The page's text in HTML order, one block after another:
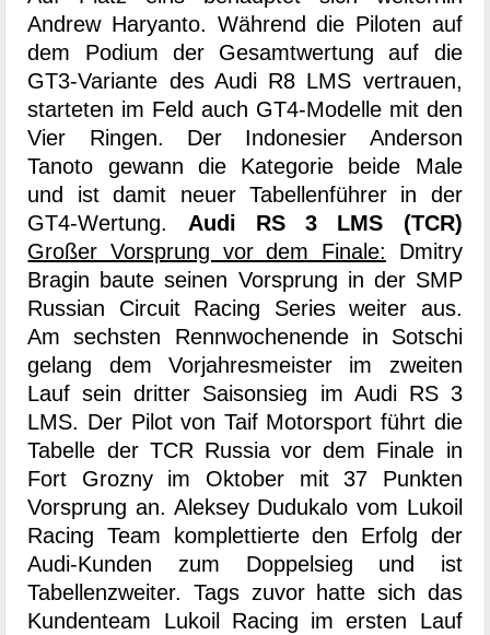
Andrew Haryanto. Während die Piloten auf
dem Podium der Gesamtwertung auf die
GT3-Variante des Audi R8 LMS vertrauen,
starteten im Feld auch GT4-Modelle mit den
Vier Ringen. Der Indonesier Anderson
Tanoto gewann die Kategorie beide Male
und ist damit neuer Tabellenführer in der
GT4-Wertung. Audi RS 3 LMS (TCR)
Großer Vorsprung vor dem Finale: Dmitry
Bragin baute seinen Vorsprung in der SMP
Russian Circuit Racing Series weiter aus.
Am sechsten Rennwochenende in Sotschi
gelang dem Vorjahresmeister im zweiten
Lauf sein dritter Saisonsieg im Audi RS 3
LMS. Der Pilot von Taif Motorsport führt die
Tabelle der TCR Russia vor dem Finale in
Fort Grozny im Oktober mit 37 Punkten
Vorsprung an. Aleksey Dudukalo vom Lukoil
Racing Team komplettierte den Erfolg der
Audi-Kunden zum Doppelsieg und ist
Tabellenzweiter. Tags zuvor hatte sich das
Kundenteam Lukoil Racing im ersten Lauf